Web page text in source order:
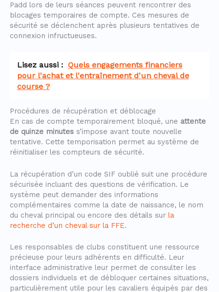
Padd lors de leurs séances peuvent rencontrer des
blocages temporaires de compte. Ces mesures de
sécurité se déclenchent après plusieurs tentatives de
connexion infructueuses.
Lisez aussi : Quels engagements financiers
pour l'achat et l'entraînement d'un cheval de
course ?
Procédures de récupération et déblocage
En cas de compte temporairement bloqué, une attente
de quinze minutes s’impose avant toute nouvelle
tentative. Cette temporisation permet au système de
réinitialiser les compteurs de sécurité.
La récupération d’un code SIF oublié suit une procédure
sécurisée incluant des questions de vérification. Le
système peut demander des informations
complémentaires comme la date de naissance, le nom
du cheval principal ou encore des détails sur la
recherche d’un cheval sur la FFE.
Les responsables de clubs constituent une ressource
précieuse pour leurs adhérents en difficulté. Leur
interface administrative leur permet de consulter les
dossiers individuels et de débloquer certaines situations,
particulièrement utile pour les cavaliers équipés par des